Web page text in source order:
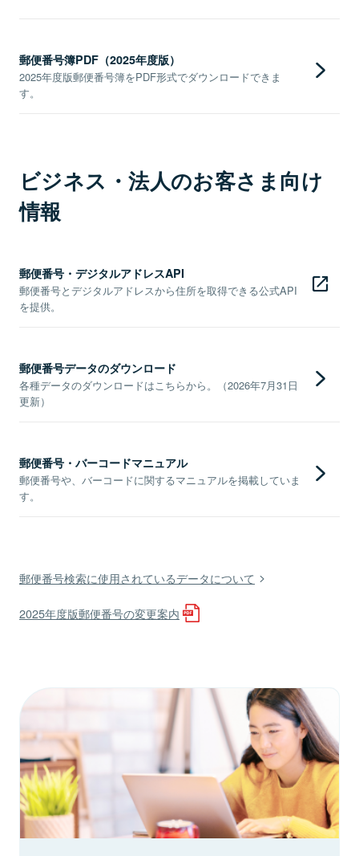
郵便番号簿PDF（2025年度版）
2025年度版郵便番号簿をPDF形式でダウンロードできま
す。
ビジネス・法人のお客さま向け
情報
郵便番号・デジタルアドレスAPI
郵便番号とデジタルアドレスから住所を取得できる公式API
を提供。
郵便番号データのダウンロード
各種データのダウンロードはこちらから。（2026年7月31日
更新）
郵便番号・バーコードマニュアル
郵便番号や、バーコードに関するマニュアルを掲載していま
す。
郵便番号検索に使用されているデータについて
2025年度版郵便番号の変更案内